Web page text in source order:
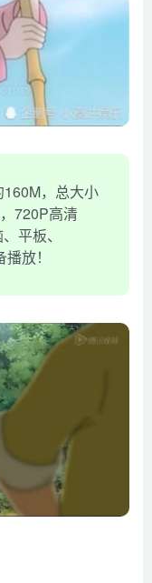
，总大小
720P高清
平板、
放！